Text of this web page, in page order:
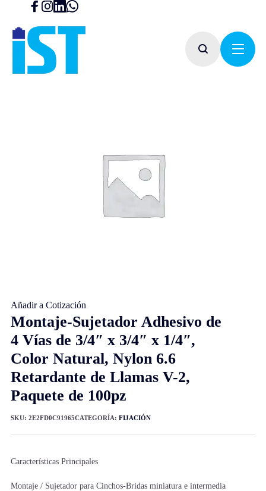
Montaje-Sujetador Adhesivo de
4 Vías de 3/4″ x 3/4″ x 1/4″,
Color Natural, Nylon 6.6
Retardante de Llamas V-2,
Paquete de 100pz
Características Principales
Montaje / Sujetador para Cinchos-Bridas miniatura e intermedia
Añadir a Cotización
SKU: 2E2FD0C91965CATEGORÍA: FIJACIÓN